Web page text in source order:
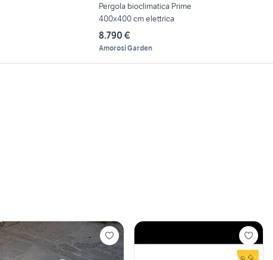
Pergola bioclimatica Prime
400x400 cm elettrica
8.790 €
Amorosi Garden